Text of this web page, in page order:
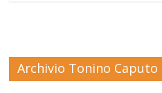
Archivio Tonino Caputo